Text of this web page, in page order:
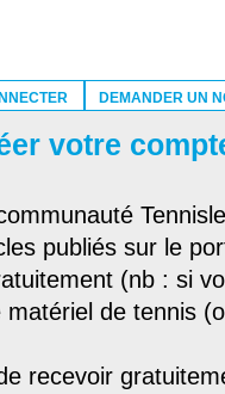
DEMANDER UN
votre
publiés sur le
(nb : si
de tennis
recevoir